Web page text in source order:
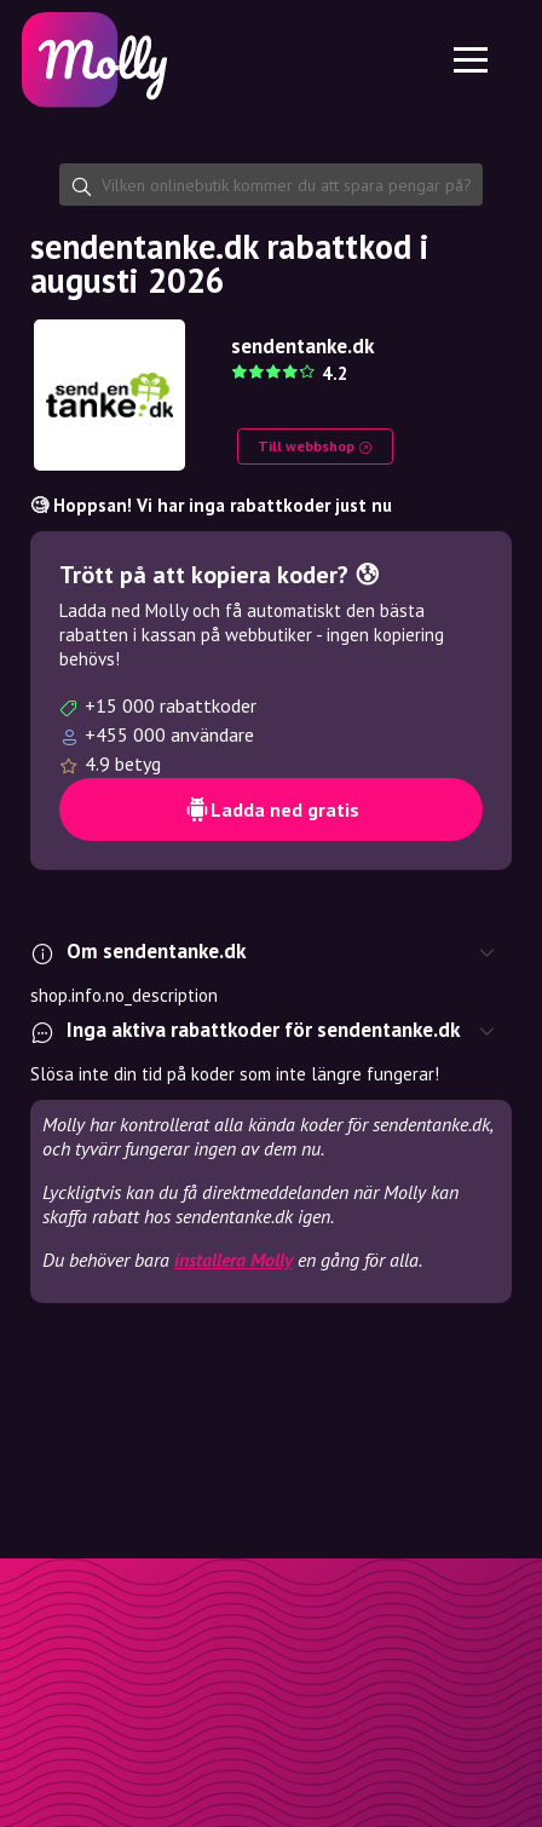
Hudvård
Hårvård
Dela rabattkod
Funktioner
Jobb
Om oss
Samarbete
Plattform
Molly till iPhone och iPad
Molly till Android
SE
EN
SE
NO
NL
sendentanke.dk rabattkod i
augusti 2026
sendentanke.dk
4.2
Till webbshop
🧐 Hoppsan! Vi har inga rabattkoder just nu
Trött på att kopiera koder? 😰
Ladda ned Molly och få automatiskt den bästa
rabatten i kassan på webbutiker - ingen kopiering
behövs!
+15 000 rabattkoder
+455 000 användare
4.9 betyg
Ladda ned gratis
Om sendentanke.dk
shop.info.no_description
Inga aktiva rabattkoder för sendentanke.dk
Slösa inte din tid på koder som inte längre fungerar!
Molly har kontrollerat alla kända koder för sendentanke.dk,
och tyvärr fungerar ingen av dem nu.
Lyckligtvis kan du få direktmeddelanden när Molly kan
skaffa rabatt hos sendentanke.dk igen.
Du behöver bara installera Mollyen gång för alla.